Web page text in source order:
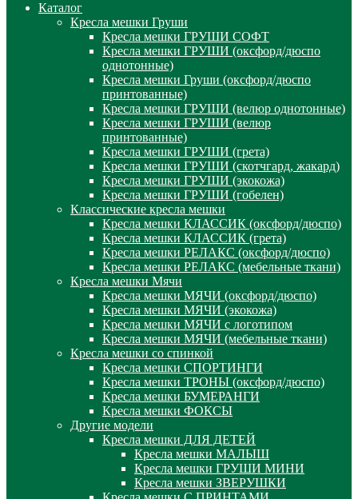
Каталог
Кресла мешки Груши
Кресла мешки ГРУШИ СОФТ
Кресла мешки ГРУШИ (оксфорд/дюспо
однотонные)
Кресла мешки Груши (оксфорд/дюспо
принтованные)
Кресла мешки ГРУШИ (велюр однотонные)
Кресла мешки ГРУШИ (велюр
принтованные)
Кресла мешки ГРУШИ (грета)
Кресла мешки ГРУШИ (скотчгард, жакард)
Кресла мешки ГРУШИ (экокожа)
Кресла мешки ГРУШИ (гобелен)
Классические кресла мешки
Кресла мешки КЛАССИК (оксфорд/дюспо)
Кресла мешки КЛАССИК (грета)
Креслa мешки РЕЛАКС (оксфорд/дюспо)
Креслa мешки РЕЛАКС (мебельные ткани)
Кресла мешки Мячи
Кресла мешки МЯЧИ (оксфорд/дюспо)
Кресла мешки МЯЧИ (экокожа)
Кресла мешки МЯЧИ с логотипом
Кресла мешки МЯЧИ (мебельные ткани)
Кресла мешки со спинкой
Кресла мешки СПОРТИНГИ
Кресла мешки ТРОНЫ (оксфорд/дюспо)
Кресла мешки БУМЕРАНГИ
Кресла мешки ФОКСЫ
Другие модели
Кресла мешки ДЛЯ ДЕТЕЙ
Кресла мешки МАЛЫШ
Кресла мешки ГРУШИ МИНИ
Кресла мешки ЗВЕРУШКИ